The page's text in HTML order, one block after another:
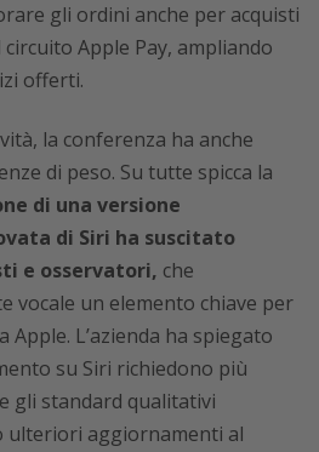
gli ordini anche per acquisti
Apple Pay, ampliando
offerti.
la conferenza ha anche
di peso. Su tutte spicca la
di una versione
di Siri ha suscitato
e osservatori, che
vocale un elemento chiave per
Apple. L’azienda ha spiegato
su Siri richiedono più
gli standard qualitativi
ulteriori aggiornamenti al